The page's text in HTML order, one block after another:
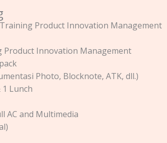
Product Innovation Management
Product Innovation Management
Photo, Blocknote, ATK, dll.)
1 Lunch
AC and Multimedia